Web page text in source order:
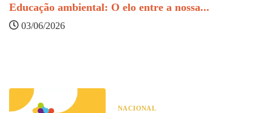
Educação ambiental: O elo entre a nossa...
03/06/2026
NACIONAL